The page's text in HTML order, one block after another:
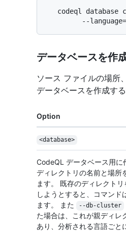
データベースを作
ソース ファイルの場所
データベースを作成す
Option
<database>
CodeQL データベース用に
ディレクトリの名前と場所
ます。 既存のディレクトリ
しようとすると、コマンド
ます。 また
--db-cluster
た場合は、これが親ディレ
あり、分析される言語ごと